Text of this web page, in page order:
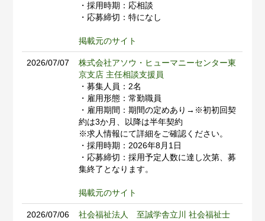
・採用時期：応相談
・応募締切：特になし
掲載元のサイト
2026/07/07
株式会社アソウ・ヒューマニーセンター東
京支店 主任相談支援員
・募集人員：2名
・雇用形態：常勤職員
・雇用期間：期間の定めあり→※初初回契
約は3か月、以降は半年契約
※求人情報にて詳細をご確認ください。
・採用時期：2026年8月1日
・応募締切：採用予定人数に達し次第、募
集終了となります。
掲載元のサイト
2026/07/06
社会福祉法人 至誠学舎立川 社会福祉士